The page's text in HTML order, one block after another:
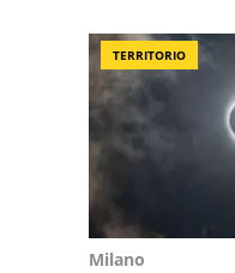
TERRITORIO
Milano